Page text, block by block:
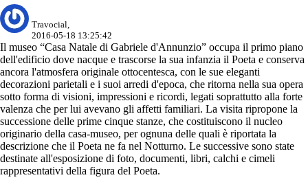
Travocial,
2016-05-18 13:25:42
Il museo “Casa Natale di Gabriele d'Annunzio” occupa il primo piano
dell'edificio dove nacque e trascorse la sua infanzia il Poeta e conserva
ancora l'atmosfera originale ottocentesca, con le sue eleganti
decorazioni parietali e i suoi arredi d'epoca, che ritorna nella sua opera
sotto forma di visioni, impressioni e ricordi, legati soprattutto alla forte
valenza che per lui avevano gli affetti familiari. La visita ripropone la
successione delle prime cinque stanze, che costituiscono il nucleo
originario della casa-museo, per ognuna delle quali è riportata la
descrizione che il Poeta ne fa nel Notturno. Le successive sono state
destinate all'esposizione di foto, documenti, libri, calchi e cimeli
rappresentativi della figura del Poeta.